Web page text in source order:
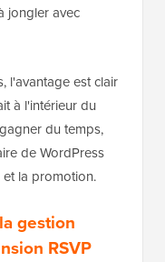
jongler avec
l'avantage est clair
à l'intérieur du
du temps,
de WordPress
la promotion.
gestion
RSVP